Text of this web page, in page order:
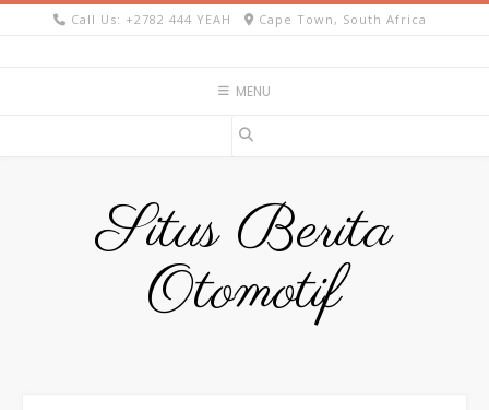
Skip
Call Us: +2782 444 YEAH Cape Town, South Africa
MENU
Situs Berita
Otomotif